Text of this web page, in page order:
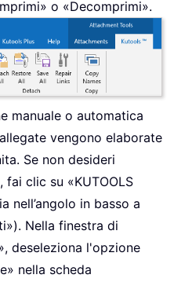
o «Decomprimi».
manuale o automatica
vengono elaborate
Se non desideri
clic su «KUTOOLS
nell’angolo in basso a
Nella finestra di
deseleziona l'opzione
nella scheda